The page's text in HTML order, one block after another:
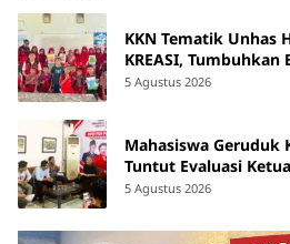
KKN Tematik Unhas
KREASI,
SDN 47 Alluka Takalar
5 Agustus 2026
Mahasiswa Geruduk
Tuntut Evaluasi
5 Agustus 2026